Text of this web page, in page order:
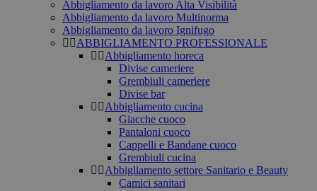
Abbigliamento da lavoro Alta Visibilità
Abbigliamento da lavoro Multinorma
Abbigliamento da lavoro Ignifugo
ABBIGLIAMENTO PROFESSIONALE
Abbigliamento horeca
Divise cameriere
Grembiuli cameriere
Divise bar
Abbigliamento cucina
Giacche cuoco
Pantaloni cuoco
Cappelli e Bandane cuoco
Grembiuli cucina
Abbigliamento settore Sanitario e Beauty
Camici sanitari